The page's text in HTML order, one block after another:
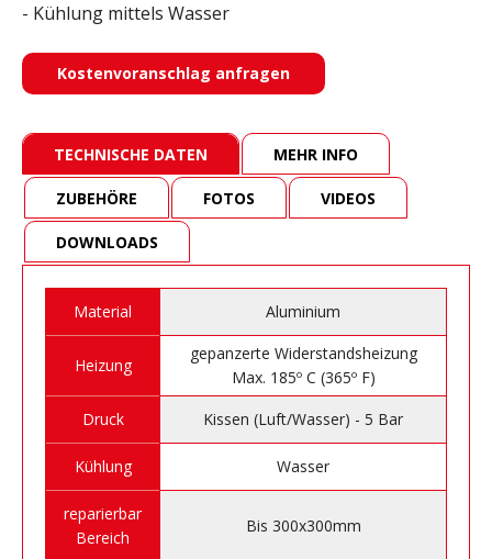
- Kühlung mittels Wasser
Kostenvoranschlag anfragen
TECHNISCHE DATEN MEHR INFO
ZUBEHÖRE FOTOS VIDEOS
DOWNLOADS
Material Aluminium
Heizung
gepanzerte Widerstandsheizung
Max. 185º C (365º F)
Druck
Kissen (Luft/Wasser) - 5 Bar
Kühlung Wasser
reparierbar
Bereich
Bis 300x300mm